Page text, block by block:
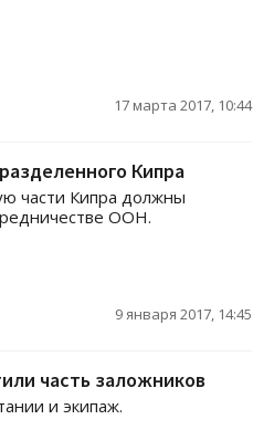
17 марта 2017, 10:44
Кипра
части Кипра должны
ООН.
9 января 2017, 14:45
часть заложников
и экипаж.